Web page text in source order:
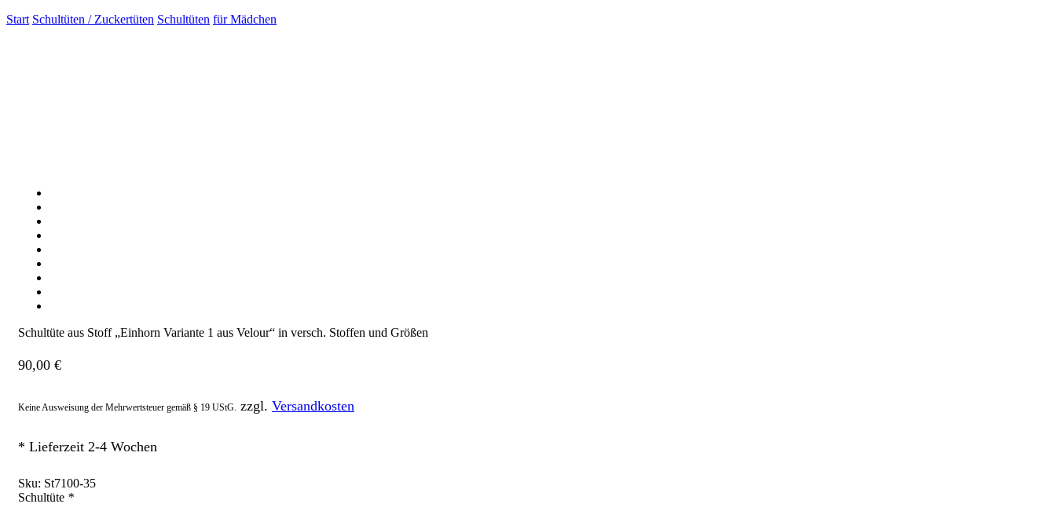
Start Schultüten / Zuckertüten Schultüten für Mädchen
Schultüte aus Stoff „Einhorn Variante 1 aus Velour“ in versch. Stoffen und Größen
90,00 €
Keine Ausweisung der Mehrwertsteuer gemäß § 19 UStG. zzgl. Versandkosten
* Lieferzeit 2-4 Wochen
Sku: St7100-35
Schultüte *